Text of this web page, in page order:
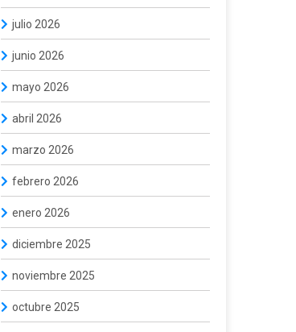
julio 2026
junio 2026
mayo 2026
abril 2026
marzo 2026
febrero 2026
enero 2026
diciembre 2025
noviembre 2025
octubre 2025